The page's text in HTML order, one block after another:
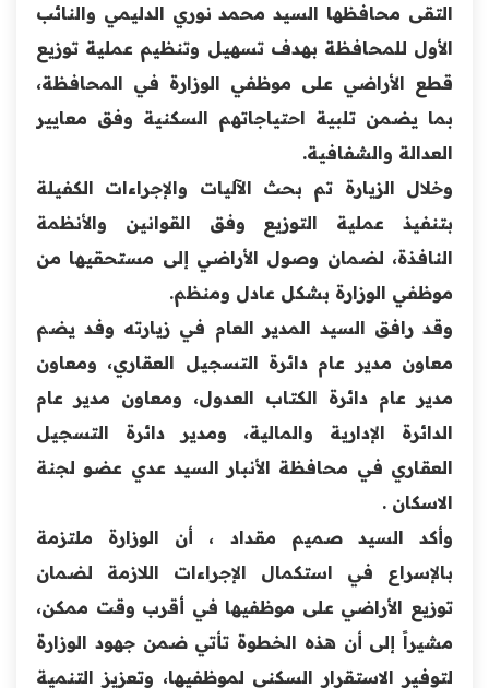
التقى محافظها السيد محمد نوري الدليمي والنائب
الأول للمحافظة بهدف تسهيل وتنظيم عملية توزيع
قطع الأراضي على موظفي الوزارة في المحافظة،
بما يضمن تلبية احتياجاتهم السكنية وفق معايير
العدالة والشفافية.
وخلال الزيارة تم بحث الآليات والإجراءات الكفيلة
بتنفيذ عملية التوزيع وفق القوانين والأنظمة
النافذة، لضمان وصول الأراضي إلى مستحقيها من
موظفي الوزارة بشكل عادل ومنظم.
وقد رافق السيد المدير العام في زيارته وفد يضم
معاون مدير عام دائرة التسجيل العقاري، ومعاون
مدير عام دائرة الكتاب العدول، ومعاون مدير عام
الدائرة الإدارية والمالية، ومدير دائرة التسجيل
العقاري في محافظة الأنبار السيد عدي عضو لجنة
الاسكان .
وأكد السيد صميم مقداد ، أن الوزارة ملتزمة
بالإسراع في استكمال الإجراءات اللازمة لضمان
توزيع الأراضي على موظفيها في أقرب وقت ممكن،
مشيراً إلى أن هذه الخطوة تأتي ضمن جهود الوزارة
لتوفير الاستقرار السكني لموظفيها، وتعزيز التنمية